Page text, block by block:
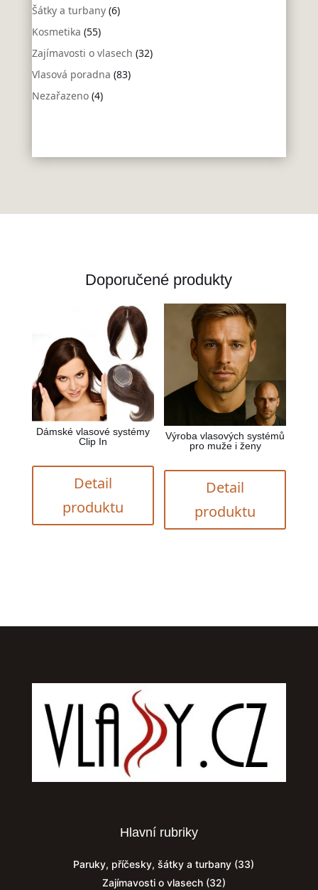
Šátky a turbany(6)
Kosmetika (55)
Zajímavosti o vlasech (32)
Vlasová poradna (83)
Nezařazeno(4)
Doporučené produkty
Dámské vlasové systémy
Clip In
Detail
produktu
Výroba vlasových systémů
pro muže i ženy
Detail
produktu
Hlavní rubriky
Paruky, příčesky, šátky a turbany (33)
Zajímavosti o vlasech(32)